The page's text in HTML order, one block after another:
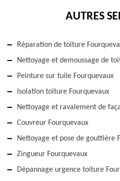
AUTRES
Réparation de toiture
Nettoyage et demoussage de
Peinture sur tuile Fourquevaux
Isolation toiture Fourquevaux
Nettoyage et ravalement de
Couvreur Fourquevaux
Nettoyage et pose de gouttière
Zingueur Fourquevaux
Dépannage urgence toiture